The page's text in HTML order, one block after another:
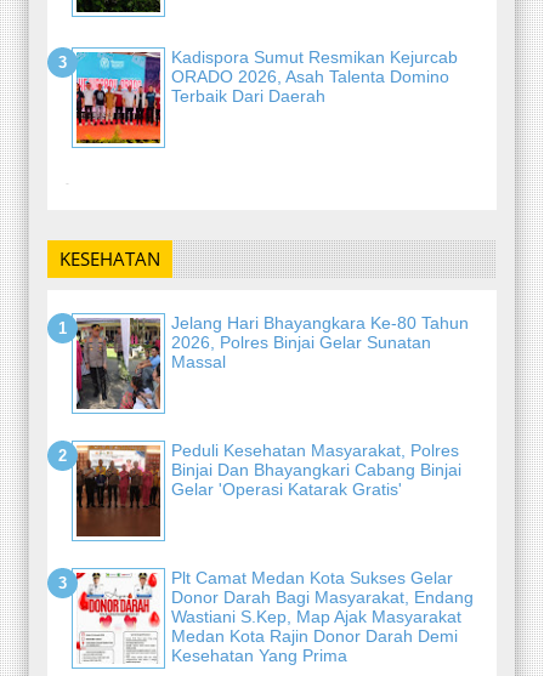
Kadispora Sumut Resmikan Kejurcab
ORADO 2026, Asah Talenta Domino
Terbaik Dari Daerah
-
KESEHATAN
Jelang Hari Bhayangkara Ke-80 Tahun
2026, Polres Binjai Gelar Sunatan
Massal
Peduli Kesehatan Masyarakat, Polres
Binjai Dan Bhayangkari Cabang Binjai
Gelar 'Operasi Katarak Gratis'
Plt Camat Medan Kota Sukses Gelar
Donor Darah Bagi Masyarakat, Endang
Wastiani S.Kep, Map Ajak Masyarakat
Medan Kota Rajin Donor Darah Demi
Kesehatan Yang Prima